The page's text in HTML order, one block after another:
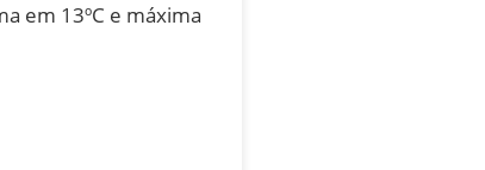
em 13ºC e máxima